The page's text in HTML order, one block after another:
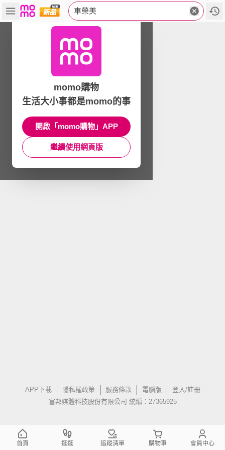
車榮美
APP下載 隱私權政策 服務條款 電腦版
登入/註冊
富邦媒體科技股份有限公司 統編：27365925
momo購物
生活大小事都是momo的事
開啟「momo購物」APP
繼續使用網頁版
首頁 逛逛 追蹤清單 購物車 會員中心